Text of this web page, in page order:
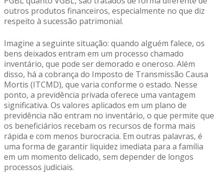
outros produtos financeiros, especialmente no que diz
respeito à sucessão patrimonial.
Imagine a seguinte situação: quando alguém falece, os
bens deixados entram em um processo chamado
inventário, que pode ser demorado e oneroso. Além
disso, há a cobrança do Imposto de Transmissão Causa
Mortis (ITCMD), que varia conforme o estado. Nesse
ponto, a previdência privada oferece uma vantagem
significativa. Os valores aplicados em um plano de
previdência não entram no inventário, o que permite que
os beneficiários recebam os recursos de forma mais
rápida e com menos burocracia. Em outras palavras, é
uma forma de garantir liquidez imediata para a família
em um momento delicado, sem depender de longos
processos judiciais.